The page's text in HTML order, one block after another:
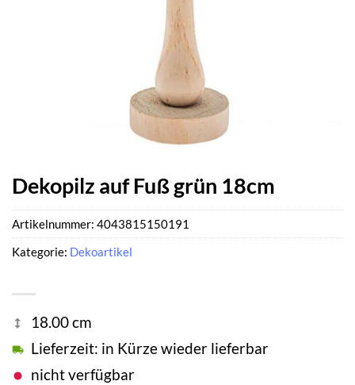
Dekopilz auf Fuß grün 18cm
18.00 cm
Lieferzeit: in Kürze wieder lieferbar
nicht verfügbar
Artikelnummer: 4043815150191
Kategorie: Dekoartikel